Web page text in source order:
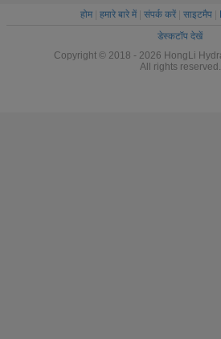
होम| हमारे बारे में| संपर्क करें| साइटमैप|
डेस्कटॉप देखें
Copyright © 2018 - 2026 HongLi
All rights reserved.